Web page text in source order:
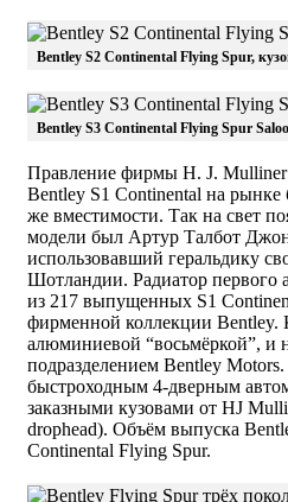
Bentley S2 Continental Flying Spur,
Bentley S3 Continental Flying Spur
Правление фирмы H. J.
Bentley S1 Continental на рынке
же вместимости. Так на свет
модели был Артур Талбот
использовавший геральдику
Шотландии. Радиатор первого
из 217 выпущенных S1
фирменной коллекции Bentley.
алюминиевой “восьмёркой”, и
подразделением Bentley
быстроходным 4-дверным
заказными кузовами от HJ
drophead). Объём выпуска
Continental Flying Spur.